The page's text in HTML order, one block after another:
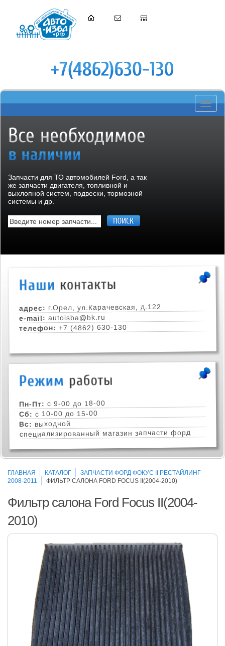
Toggle
Запчасти для ТО автомобилей Ford, а так
же запчасти двигателя, топливной и
выхлопной систем, подвески, тормозной
системы и др.
адрес: г.Орел, ул.Карачевская, д.122
e-mail: autoisba@bk.ru
телефон: +7 (4862) 630-130
Пн-Пт: с 9-00 до 18-00
Сб: с 10-00 до 15-00
Вс: выходной
специализированный магазин запчасти форд
ГЛАВНАЯ КАТАЛОГ
ЗАПЧАСТИ ФОРД ФОКУС II РЕСТАЙЛИНГ
2008-2011
ФИЛЬТР САЛОНА FORD FOCUS II(2004-2010)
Фильтр салона Ford Focus II(2004-
2010)